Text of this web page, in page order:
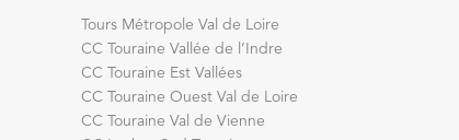
Tours Métropole Val de Loire
CC Touraine Vallée de l’Indre
CC Touraine Est Vallées
CC Touraine Ouest Val de Loire
CC Touraine Val de Vienne